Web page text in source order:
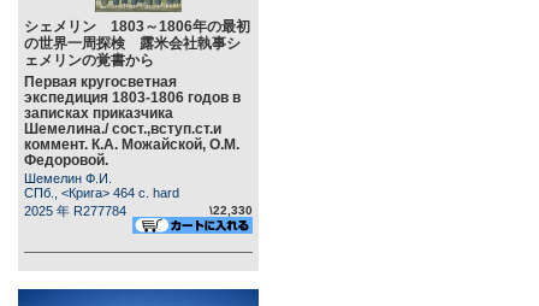
シェメリン 1803～1806年の最初
の世界一周探検 露米会社執事シ
ェメリンの覚書から
Первая кругосветная
экспедиция 1803-1806 годов в
записках приказчика
Шемелина./ сост.,вступ.ст.и
коммент. К.А. Можайской, О.М.
Федоровой.
Шемелин Ф.И.
СПб., <Крига> 464 c. hard
2025 年 R277784
\22,330